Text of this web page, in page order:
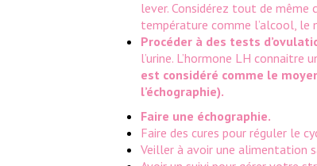
lever. Considérez tout de
température comme l’alcool, le
Procéder à des tests
l’urine. L’hormone LH
est considéré comme le
l’échographie).
Faire une échographie.
Faire des cures pour réguler le
Veiller à avoir une alimentation